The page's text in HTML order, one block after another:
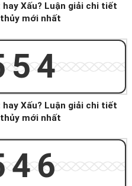
Xấu? Luận giải chi tiết
mới nhất
Xấu? Luận giải chi tiết
mới nhất